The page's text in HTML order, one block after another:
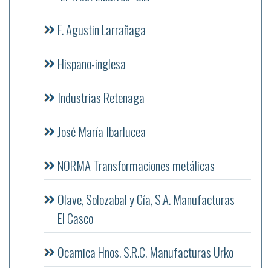
F. Agustin Larrañaga
Hispano-inglesa
Industrias Retenaga
José María Ibarlucea
NORMA Transformaciones metálicas
Olave, Solozabal y Cía, S.A. Manufacturas
El Casco
Ocamica Hnos. S.R.C. Manufacturas Urko